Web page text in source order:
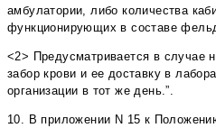
амбулатории, либо количества
функционирующих в составе
<2> Предусматривается в случае
забор крови и ее доставку в
организации в тот же день.”.
10. В приложении N 15 к